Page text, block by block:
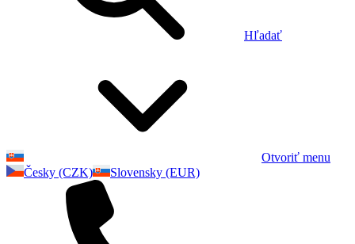
Hľadať
Otvoriť menu
Česky (CZK)
Slovensky (EUR)